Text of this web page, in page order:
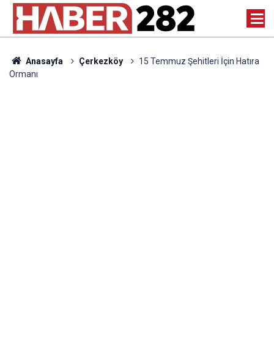
Anasayfa Çerkezköy
15 Temmuz Şehitleri İçin Hatıra
Ormanı